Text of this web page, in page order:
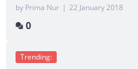
by Prima Nur | 22 January 2018
0
Trending: